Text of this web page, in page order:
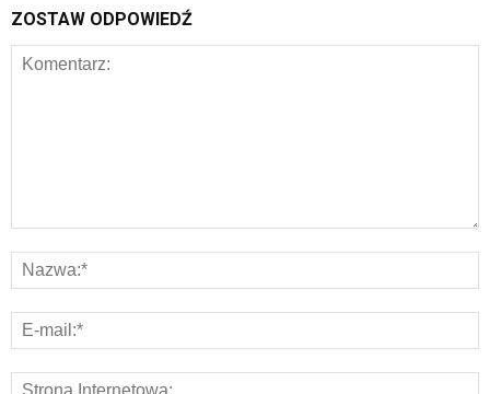
ZOSTAW ODPOWIEDŹ